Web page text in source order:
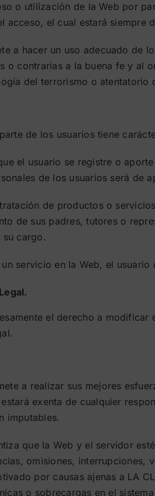
o utilización de la Web por
acceso, el cual estará siempre
a hacer un uso adecuado de
o contrarias a la buena fe y al
del terrorismo o atentatorio
de los usuarios tiene
el usuario se registre o
de los usuarios será de
de productos o
de sus padres, tutores o
su cargo.
servicio en la Web, el
el derecho a
a realizar sus mejores
exenta de cualquier
imputables.
que la Web y el servidor
omisiones,
por causas ajenas a LA
o sobrecargas en el